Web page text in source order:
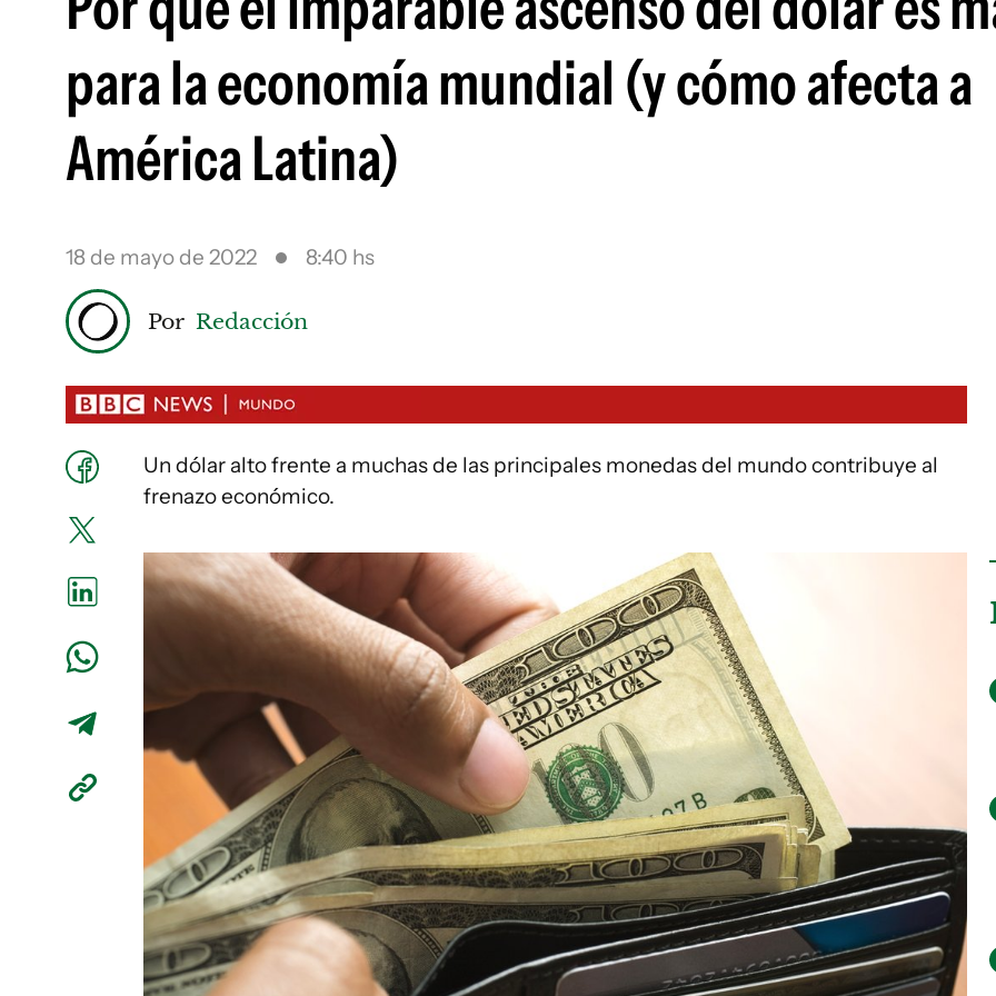
para la economía mundial (y cómo afecta a
América Latina)
18 de mayo de 2022 8:40 hs
Por Redacción
Un dólar alto frente a muchas de las principales monedas del mundo contribuye al
frenazo económico.